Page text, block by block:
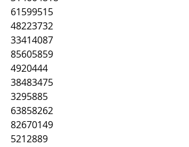
61599515
48223732
33414087
85605859
4920444
38483475
3295885
63858262
82670149
5212889